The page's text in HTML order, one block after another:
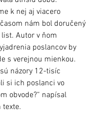
k nej aj viacero
nám bol doručený
Autor v ňom
poslancov by
s verejnou mienkou.
názory 12-tisíc
si ich poslanci vo
obvode?“ napísal
texte.